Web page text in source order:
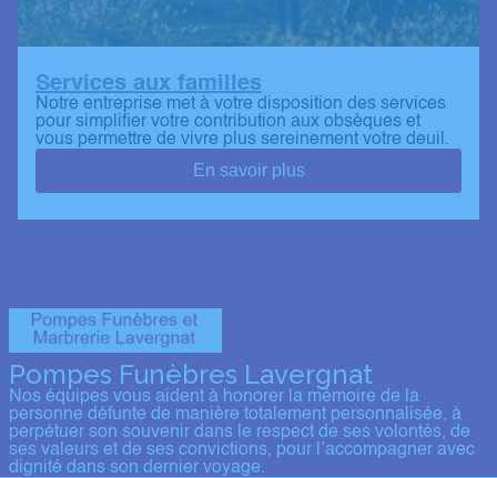
Services aux familles
Notre entreprise met à votre disposition des services
pour simplifier votre contribution aux obsèques et
vous permettre de vivre plus sereinement votre deuil.
En savoir plus
Pompes Funèbres Lavergnat
Nos équipes vous aident à honorer la mémoire de la
personne défunte de manière totalement personnalisée, à
perpétuer son souvenir dans le respect de ses volontés, de
ses valeurs et de ses convictions, pour l’accompagner avec
dignité dans son dernier voyage.